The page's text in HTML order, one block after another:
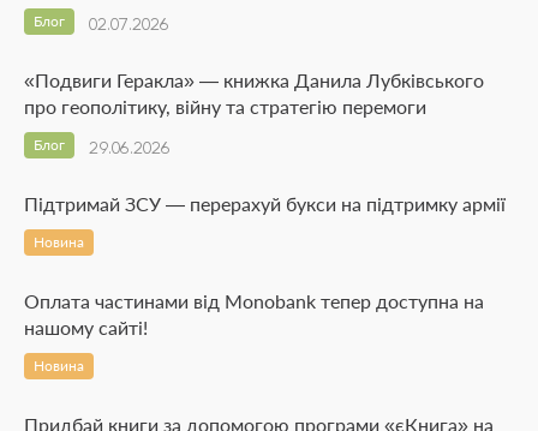
02.07.2026
Блог
«Подвиги Геракла» — книжка Данила Лубківського
про геополітику, війну та стратегію перемоги
29.06.2026
Блог
Підтримай ЗСУ — перерахуй букси на підтримку армії
Новина
Оплата частинами від Monobank тепер доступна на
нашому сайті!
Новина
Придбай книги за допомогою програми «єКнига» на